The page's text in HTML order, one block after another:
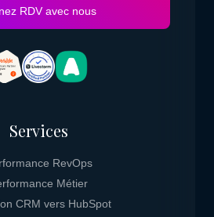
RDV avec nous
Services
RevOps
Métier
CRM vers HubSpot